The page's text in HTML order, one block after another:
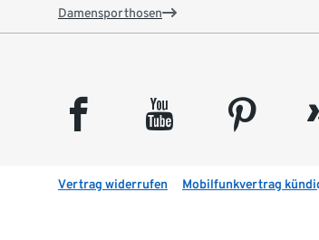
Damensporthosen
facebook youtube pinterest
Vertrag widerrufen Mobilfunkvertrag